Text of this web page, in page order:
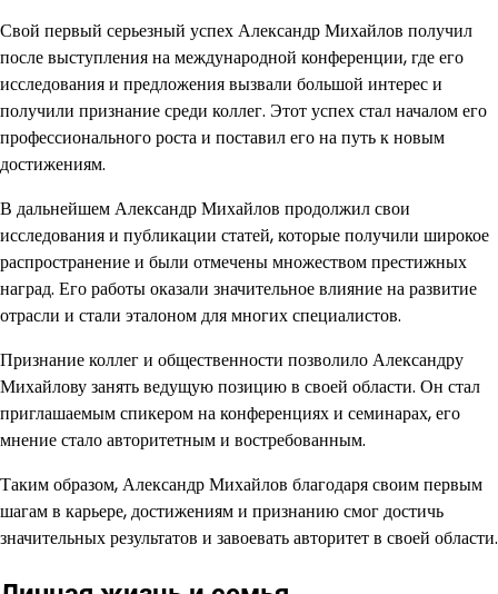
Свой первый серьезный успех Александр Михайлов получил
после выступления на международной конференции, где его
исследования и предложения вызвали большой интерес и
получили признание среди коллег. Этот успех стал началом его
профессионального роста и поставил его на путь к новым
достижениям.
В дальнейшем Александр Михайлов продолжил свои
исследования и публикации статей, которые получили широкое
распространение и были отмечены множеством престижных
наград. Его работы оказали значительное влияние на развитие
отрасли и стали эталоном для многих специалистов.
Признание коллег и общественности позволило Александру
Михайлову занять ведущую позицию в своей области. Он стал
приглашаемым спикером на конференциях и семинарах, его
мнение стало авторитетным и востребованным.
Таким образом, Александр Михайлов благодаря своим первым
шагам в карьере, достижениям и признанию смог достичь
значительных результатов и завоевать авторитет в своей области.